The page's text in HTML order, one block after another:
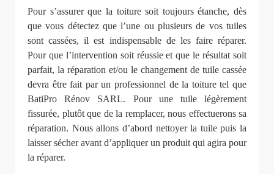
Pour s’assurer que la toiture soit toujours étanche, dès
que vous détectez que l’une ou plusieurs de vos tuiles
sont cassées, il est indispensable de les faire réparer.
Pour que l’intervention soit réussie et que le résultat soit
parfait, la réparation et/ou le changement de tuile cassée
devra être fait par un professionnel de la toiture tel que
BatiPro Rénov SARL. Pour une tuile légèrement
fissurée, plutôt que de la remplacer, nous effectuerons sa
réparation. Nous allons d’abord nettoyer la tuile puis la
laisser sécher avant d’appliquer un produit qui agira pour
la réparer.